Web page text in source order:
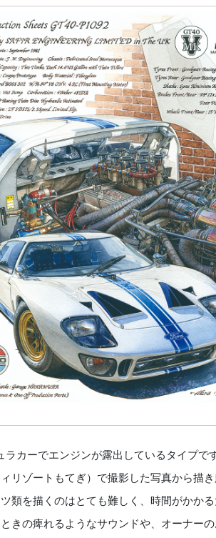
カーでエンジンが露出しているタイプで
リゾートもてぎ）で撮影した写真から
類を描くのはとても難しく、時間がかかる
きの痺れるようなサウンドや、オーナー